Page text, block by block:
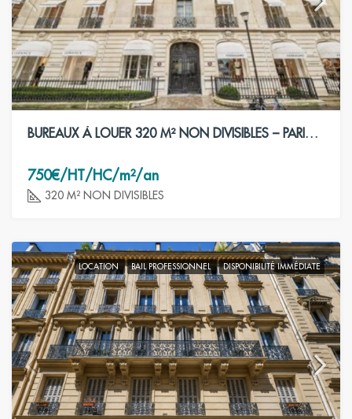
BUREAUX À LOUER 320 M² NON DIVISIBLES – PARIS 8ÈME
750€/HT/HC/m²/an
320 M² NON DIVISIBLES
LOCATION BAIL PROFESSIONNEL DISPONIBILITÉ IMMÉDIATE